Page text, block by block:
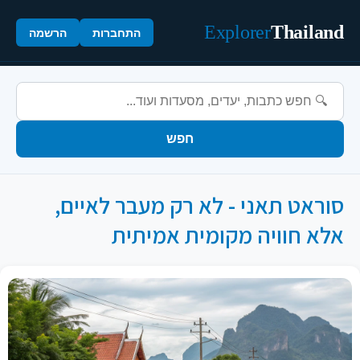
Thailand
Explorer התחברות הרשמה
חפש
סוראט תאני - לא רק מעבר לאיים,
אלא חוויה מקומית אמיתית